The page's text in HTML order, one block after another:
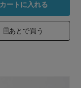
カートに入れる
あとで買う